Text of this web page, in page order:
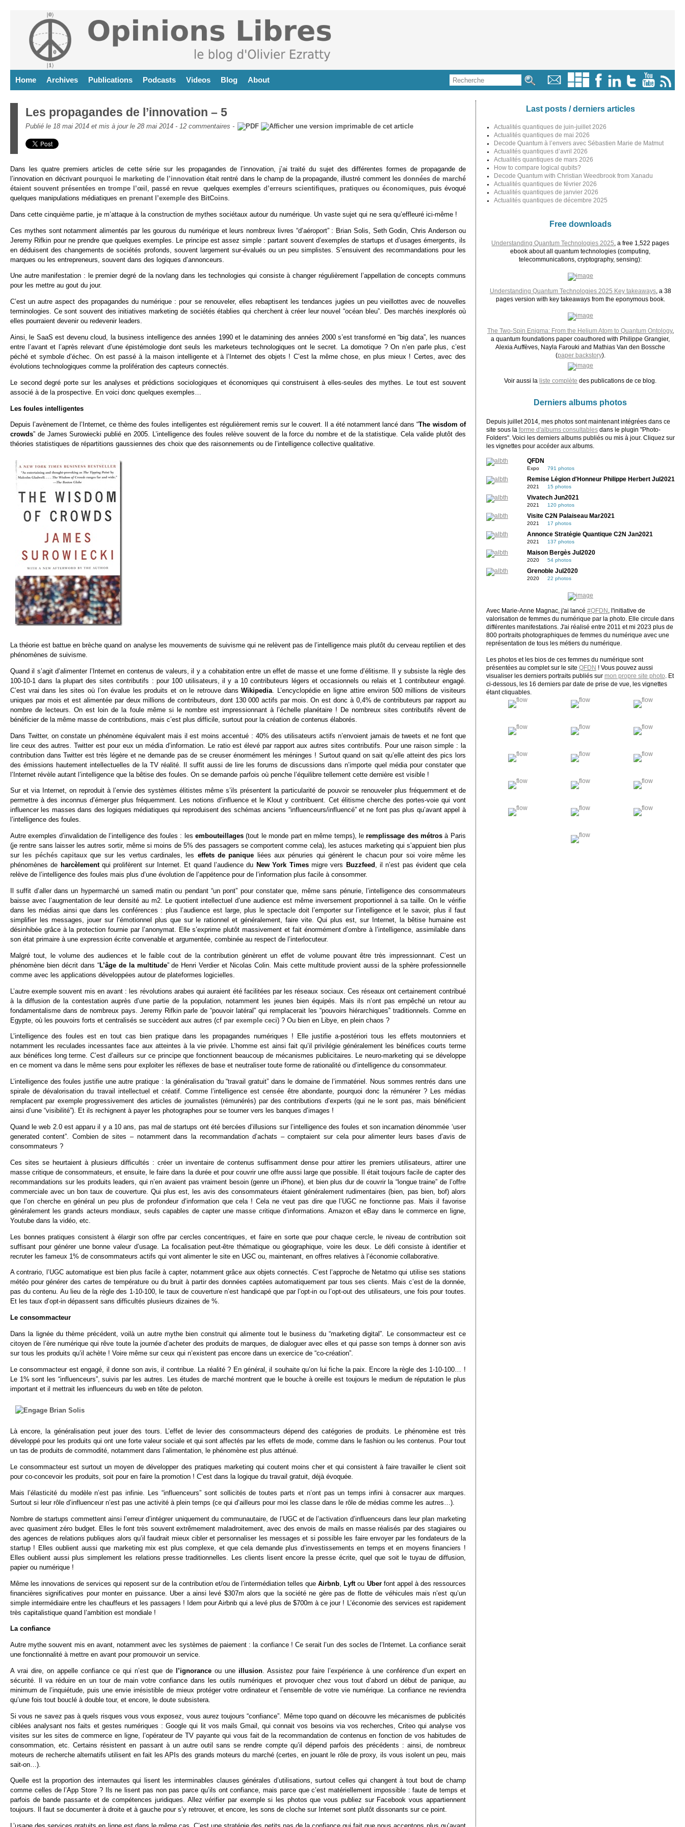
Home Archives Publications Podcasts Videos Blog About
Les propagandes de l’innovation – 5
Publié le 18 mai 2014 et mis à jour le 28 mai 2014 - 12 commentaires -
Dans les quatre premiers articles de cette série sur les propagandes de l’innovation, j’ai traité du sujet des différentes formes de propagande de
l’innovation en décrivant pourquoi le marketing de l’innovationétait rentré dans le champ de la propagande, illustré comment lesdonnées de marché
étaient souvent présentées en trompe l’œil , passé en revue quelques exemples d’erreurs scientifiques, pratiques ou économiques, puis évoqué
quelques manipulations médiatiques en prenant l’exemple des BitCoins.
Dans cette cinquième partie, je m’attaque à la construction de mythes sociétaux autour du numérique. Un vaste sujet qui ne sera qu’effleuré ici-même !
Ces mythes sont notamment alimentés par les gourous du numérique et leurs nombreux livres “d’aéroport” : Brian Solis, Seth Godin, Chris Anderson ou
Jeremy Rifkin pour ne prendre que quelques exemples. Le principe est assez simple : partant souvent d’exemples de startups et d’usages émergents, ils
en déduisent des changements de sociétés profonds, souvent largement sur-évalués ou un peu simplistes. S’ensuivent des recommandations pour les
marques ou les entrepreneurs, souvent dans des logiques d’annonceurs.
Une autre manifestation : le premier degré de la novlang dans les technologies qui consiste à changer régulièrement l’appellation de concepts communs
pour les mettre au gout du jour.
C’est un autre aspect des propagandes du numérique : pour se renouveler, elles rebaptisent les tendances jugées un peu vieillottes avec de nouvelles
terminologies. Ce sont souvent des initiatives marketing de sociétés établies qui cherchent à créer leur nouvel “océan bleu”. Des marchés inexplorés où
elles pourraient devenir ou redevenir leaders.
Ainsi, le SaaS est devenu cloud, la business intelligence des années 1990 et le datamining des années 2000 s’est transformé en “big data”, les nuances
entre l’avant et l’après relevant d’une épistémologie dont seuls les marketeurs technologiques ont le secret. La domotique ? On n’en parle plus, c’est
péché et symbole d’échec. On est passé à la maison intelligente et à l’Internet des objets ! C’est la même chose, en plus mieux ! Certes, avec des
évolutions technologiques comme la prolifération des capteurs connectés.
Le second degré porte sur les analyses et prédictions sociologiques et économiques qui construisent à elles-seules des mythes. Le tout est souvent
associé à de la prospective. En voici donc quelques exemples…
Les foules intelligentes
Depuis l’avènement de l’Internet, ce thème des foules intelligentes est régulièrement remis sur le couvert. Il a été notamment lancé dans “The wisdom of
crowds” de James Surowiecki publié en 2005. L’intelligence des foules relève souvent de la force du nombre et de la statistique. Cela valide plutôt des
théories statistiques de répartitions gaussiennes des choix que des raisonnements ou de l’intelligence collective qualitative.
La théorie est battue en brèche quand on analyse les mouvements de suivisme qui ne relèvent pas de l’intelligence mais plutôt du cerveau reptilien et des
phénomènes de suivisme.
Quand il s’agit d’alimenter l’Internet en contenus de valeurs, il y a cohabitation entre un effet de masse et une forme d’élitisme. Il y subsiste la règle des
100-10-1 dans la plupart des sites contributifs : pour 100 utilisateurs, il y a 10 contributeurs légers et occasionnels ou relais et 1 contributeur engagé.
C’est vrai dans les sites où l’on évalue les produits et on le retrouve dansWikipedia . L’encyclopédie en ligne attire environ 500 millions de visiteurs
uniques par mois et est alimentée par deux millions de contributeurs, dont 130 000 actifs par mois. On est donc à 0,4% de contributeurs par rapport au
nombre de lecteurs. On est loin de la foule même si le nombre est impressionnant à l’échelle planétaire ! De nombreux sites contributifs rêvent de
bénéficier de la même masse de contributions, mais c’est plus difficile, surtout pour la création de contenus élaborés.
Dans Twitter, on constate un phénomène équivalent mais il est moins accentué : 40% des utilisateurs actifs n’envoient jamais de tweets et ne font que
lire ceux des autres. Twitter est pour eux un média d’information. Le ratio est élevé par rapport aux autres sites contributifs. Pour une raison simple : la
contribution dans Twitter est très légère et ne demande pas de se creuser énormément les méninges ! Surtout quand on sait qu’elle atteint des pics lors
des émissions hautement intellectuelles de la TV réalité. Il suffit aussi de lire les forums de discussions dans n’importe quel média pour constater que
l’Internet révèle autant l’intelligence que la bêtise des foules. On se demande parfois où penche l’équilibre tellement cette dernière est visible !
Sur et via Internet, on reproduit à l’envie des systèmes élitistes même s’ils présentent la particularité de pouvoir se renouveler plus fréquemment et de
permettre à des inconnus d’émerger plus fréquemment. Les notions d’influence et le Klout y contribuent. Cet élitisme cherche des portes-voie qui vont
influencer les masses dans des logiques médiatiques qui reproduisent des schémas anciens “influenceurs/influencé” et ne font pas plus qu’avant appel à
l’intelligence des foules.
Autre exemples d’invalidation de l’intelligence des foules : lesembouteillages(tout le monde part en même temps), leremplissage des métrosà Paris
(je rentre sans laisser les autres sortir, même si moins de 5% des passagers se comportent comme cela), les astuces marketing qui s’appuient bien plus
sur les péchés capitaux que sur les vertus cardinales, les effets de panique
liées aux pénuries qui génèrent le chacun pour soi voire même les
phénomènes de harcèlementqui prolifèrent sur Internet. Et quand l’audience du New York Timesmigre vers Buzzfeed , il n’est pas évident que cela
relève de l’intelligence des foules mais plus d’une évolution de l’appétence pour de l’information plus facile à consommer.
Il suffit d’aller dans un hypermarché un samedi matin ou pendant “un pont” pour constater que, même sans pénurie, l’intelligence des consommateurs
baisse avec l’augmentation de leur densité au m2. Le quotient intellectuel d’une audience est même inversement proportionnel à sa taille. On le vérifie
dans les médias ainsi que dans les conférences : plus l’audience est large, plus le spectacle doit l’emporter sur l’intelligence et le savoir, plus il faut
simplifier les messages, jouer sur l’émotionnel plus que sur le rationnel et généralement, faire vite. Qui plus est, sur Internet, la bêtise humaine est
désinhibée grâce à la protection fournie par l’anonymat. Elle s’exprime plutôt massivement et fait énormément d’ombre à l’intelligence, assimilable dans
son état primaire à une expression écrite convenable et argumentée, combinée au respect de l’interlocuteur.
Malgré tout, le volume des audiences et le faible cout de la contribution génèrent un effet de volume pouvant être très impressionnant. C’est un
phénomène bien décrit dans “L’âge de la multitude” de Henri Verdier et Nicolas Colin. Mais cette multitude provient aussi de la sphère professionnelle
comme avec les applications développées autour de plateformes logicielles.
L’autre exemple souvent mis en avant : les révolutions arabes qui auraient été facilitées par les réseaux sociaux. Ces réseaux ont certainement contribué
à la diffusion de la contestation auprès d’une partie de la population, notamment les jeunes bien équipés. Mais ils n’ont pas empêché un retour au
fondamentalisme dans de nombreux pays. Jeremy Rifkin parle de “pouvoir latéral” qui remplacerait les “pouvoirs hiérarchiques” traditionnels. Comme en
Egypte, où les pouvoirs forts et centralisés se succèdent aux autres (cf par exemple ceci) ? Ou bien en Libye, en plein chaos ?
L’intelligence des foules est en tout cas bien pratique dans les propagandes numériques ! Elle justifie a-postériori tous les effets moutonniers et
notamment les reculades incessantes face aux atteintes à la vie privée. L’homme est ainsi fait qu’il privilégie généralement les bénéfices courts terme
aux bénéfices long terme. C’est d’ailleurs sur ce principe que fonctionnent beaucoup de mécanismes publicitaires. Le neuro-marketing qui se développe
en ce moment va dans le même sens pour exploiter les réflexes de base et neutraliser toute forme de rationalité ou d’intelligence du consommateur.
L’intelligence des foules justifie une autre pratique : la généralisation du “travail gratuit” dans le domaine de l’immatériel. Nous sommes rentrés dans une
spirale de dévalorisation du travail intellectuel et créatif. Comme l’intelligence est censée être abondante, pourquoi donc la rémunérer ? Les médias
remplacent par exemple progressivement des articles de journalistes (rémunérés) par des contributions d’experts (qui ne le sont pas, mais bénéficient
ainsi d’une “visibilité”). Et ils rechignent à payer les photographes pour se tourner vers les banques d’images !
Quand le web 2.0 est apparu il y a 10 ans, pas mal de startups ont été bercées d’illusions sur l’intelligence des foules et son incarnation dénommée ‘user
generated content”. Combien de sites – notamment dans la recommandation d’achats – comptaient sur cela pour alimenter leurs bases d’avis de
consommateurs ?
Ces sites se heurtaient à plusieurs difficultés : créer un inventaire de contenus suffisamment dense pour attirer les premiers utilisateurs, attirer une
masse critique de consommateurs, et ensuite, le faire dans la durée et pour couvrir une offre aussi large que possible. Il était toujours facile de capter des
recommandations sur les produits leaders, qui n’en avaient pas vraiment besoin (genre un iPhone), et bien plus dur de couvrir la “longue traine” de l’offre
commerciale avec un bon taux de couverture. Qui plus est, les avis des consommateurs étaient généralement rudimentaires (bien, pas bien, bof) alors
que l’on cherche en général un peu plus de profondeur d’information que cela ! Cela ne veut pas dire que l’UGC ne fonctionne pas. Mais il favorise
généralement les grands acteurs mondiaux, seuls capables de capter une masse critique d’informations. Amazon et eBay dans le commerce en ligne,
Youtube dans la vidéo, etc.
Les bonnes pratiques consistent à élargir son offre par cercles concentriques, et faire en sorte que pour chaque cercle, le niveau de contribution soit
suffisant pour générer une bonne valeur d’usage. La focalisation peut-être thématique ou géographique, voire les deux. Le défi consiste à identifier et
recruter les fameux 1% de consommateurs actifs qui vont alimenter le site en UGC ou, maintenant, en offres relatives à l’économie collaborative.
A contrario, l’UGC automatique est bien plus facile à capter, notamment grâce aux objets connectés. C’est l’approche de Netatmo qui utilise ses stations
météo pour générer des cartes de température ou du bruit à partir des données captées automatiquement par tous ses clients. Mais c’est de la donnée,
pas du contenu. Au lieu de la règle des 1-10-100, le taux de couverture n’est handicapé que par l’opt-in ou l’opt-out des utilisateurs, une fois pour toutes.
Et les taux d’opt-in dépassent sans difficultés plusieurs dizaines de %.
Le consommacteur
Dans la lignée du thème précédent, voilà un autre mythe bien construit qui alimente tout le business du “marketing digital”. Le consommacteur est ce
citoyen de l’ère numérique qui rêve toute la journée d’acheter des produits de marques, de dialoguer avec elles et qui passe son temps à donner son avis
sur tous les produits qu’il achète ! Voire même sur ceux qui n’existent pas encore dans un exercice de “co-création”.
Le consommacteur est engagé, il donne son avis, il contribue. La réalité ? En général, il souhaite qu’on lui fiche la paix. Encore la règle des 1-10-100… !
Le 1% sont les “influenceurs”, suivis par les autres. Les études de marché montrent que le bouche à oreille est toujours le medium de réputation le plus
important et il mettrait les influenceurs du web en tête de peloton.
Là encore, la généralisation peut jouer des tours. L’effet de levier des consommacteurs dépend des catégories de produits. Le phénomène est très
développé pour les produits qui ont une forte valeur sociale et qui sont affectés par les effets de mode, comme dans le fashion ou les contenus. Pour tout
un tas de produits de commodité, notamment dans l’alimentation, le phénomène est plus atténué.
Le consommacteur est surtout un moyen de développer des pratiques marketing qui coutent moins cher et qui consistent à faire travailler le client soit
pour co-concevoir les produits, soit pour en faire la promotion ! C’est dans la logique du travail gratuit, déjà évoquée.
Mais l’élasticité du modèle n’est pas infinie. Les “influenceurs” sont sollicités de toutes parts et n’ont pas un temps infini à consacrer aux marques.
Surtout si leur rôle d’influenceur n’est pas une activité à plein temps (ce qui d’ailleurs pour moi les classe dans le rôle de médias comme les autres…).
Nombre de startups commettent ainsi l’erreur d’intégrer uniquement du communautaire, de l’UGC et de l’activation d’influenceurs dans leur plan marketing
avec quasiment zéro budget. Elles le font très souvent extrêmement maladroitement, avec des envois de mails en masse réalisés par des stagiaires ou
des agences de relations publiques alors qu’il faudrait mieux cibler et personnaliser les messages et si possible les faire envoyer par les fondateurs de la
startup ! Elles oublient aussi que marketing mix est plus complexe, et que cela demande plus d’investissements en temps et en moyens financiers !
Elles oublient aussi plus simplement les relations presse traditionnelles. Les clients lisent encore la presse écrite, quel que soit le tuyau de diffusion,
papier ou numérique !
Même les innovations de services qui reposent sur de la contribution et/ou de l’intermédiation telles queAirbnb ,Lyftou Uber font appel à des ressources
financières significatives pour monter en puissance. Uber a ainsi levé $307m alors que la société ne gère pas de flotte de véhicules mais n’est qu’un
simple intermédiaire entre les chauffeurs et les passagers ! Idem pour Airbnb qui a levé plus de $700m à ce jour ! L’économie des services est rapidement
très capitalistique quand l’ambition est mondiale !
La confiance
Autre mythe souvent mis en avant, notamment avec les systèmes de paiement : la confiance ! Ce serait l’un des socles de l’Internet. La confiance serait
une fonctionnalité à mettre en avant pour promouvoir un service.
A vrai dire, on appelle confiance ce qui n’est que de l’ignorance ou une illusion. Assistez pour faire l’expérience à une conférence d’un expert en
sécurité. Il va réduire en un tour de main votre confiance dans les outils numériques et provoquer chez vous tout d’abord un début de panique, au
minimum de l’inquiétude, puis une envie irrésistible de mieux protéger votre ordinateur et l’ensemble de votre vie numérique. La confiance ne reviendra
qu’une fois tout bouclé à double tour, et encore, le doute subsistera.
Si vous ne savez pas à quels risques vous vous exposez, vous aurez toujours “confiance”. Même topo quand on découvre les mécanismes de publicités
ciblées analysant nos faits et gestes numériques : Google qui lit vos mails Gmail, qui connait vos besoins via vos recherches, Criteo qui analyse vos
visites sur les sites de commerce en ligne, l’opérateur de TV payante qui vous fait de la recommandation de contenus en fonction de vos habitudes de
consommation, etc. Certains résistent en passant à un autre outil sans se rendre compte qu’il dépend parfois des précédents : ainsi, de nombreux
moteurs de recherche alternatifs utilisent en fait les APIs des grands moteurs du marché (certes, en jouant le rôle de proxy, ils vous isolent un peu, mais
sait-on…).
Quelle est la proportion des internautes qui lisent les interminables clauses générales d’utilisations, surtout celles qui changent à tout bout de champ
comme celles de l’App Store ? Ils ne lisent pas non pas parce qu’ils ont confiance, mais parce que c’est matériellement impossible : faute de temps et
parfois de bande passante et de compétences juridiques. Allez vérifier par exemple si les photos que vous publiez sur Facebook vous appartiennent
toujours. Il faut se documenter à droite et à gauche pour s’y retrouver, et encore, les sons de cloche sur Internet sont plutôt dissonants sur ce point.
Last posts / derniers articles
Actualités quantiques de juin-juillet 2026
Actualités quantiques de mai 2026
Decode Quantum à l’envers avec Sébastien Marie de Matmut
Actualités quantiques d’avril 2026
Actualités quantiques de mars 2026
How to compare logical qubits?
Decode Quantum with Christian Weedbrook from Xanadu
Actualités quantiques de février 2026
Actualités quantiques de janvier 2026
Actualités quantiques de décembre 2025
Free downloads
Understanding Quantum Technologies 2025 , a free 1,522 pages
ebook about all quantum technologies (computing,
telecommunications, cryptography, sensing):
Understanding Quantum Technologies 2025 Key takeaways, a 38
pages version with key takeaways from the eponymous book.
The Two-Spin Enigma: From the Helium Atom to Quantum Ontology,
a quantum foundations paper coauthored with Philippe Grangier,
Alexia Auffèves, Nayla Farouki and Mathias Van den Bossche
(paper backstory).
Voir aussi la liste complète des publications de ce blog.
Derniers albums photos
Depuis juillet 2014, mes photos sont maintenant intégrées dans ce
site sous la forme d'albums consultablesdans le plugin "Photo-
Folders". Voici les derniers albums publiés ou mis à jour. Cliquez sur
les vignettes pour accéder aux albums.
QFDN
Expo 791 photos
Remise Légion d'Honneur Philippe Herbert Jul2021
2021 15 photos
Vivatech Jun2021
2021 120 photos
Visite C2N Palaiseau Mar2021
2021 17 photos
Annonce Stratégie Quantique C2N Jan2021
2021 137 photos
Maison Bergès Jul2020
2020 54 photos
Grenoble Jul2020
2020 22 photos
Avec Marie-Anne Magnac, j'ai lancé #QFDN
, l'initiative de
valorisation de femmes du numérique par la photo. Elle circule dans
différentes manifestations. J'ai réalisé entre 2011 et mi 2023 plus de
800 portraits photographiques de femmes du numérique avec une
représentation de tous les métiers du numérique.
Les photos et les bios de ces femmes du numérique sont
présentées au complet sur le site QFDN ! Vous pouvez aussi
visualiser les derniers portraits publiés sur mon propre site photo . Et
ci-dessous, les 16 derniers par date de prise de vue, les vignettes
étant cliquables.